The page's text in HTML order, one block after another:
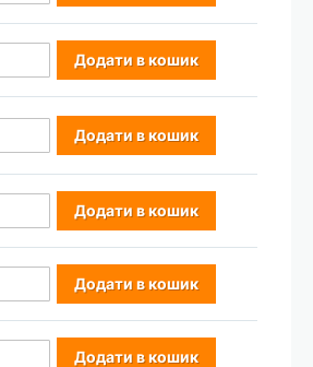
Додати в кошик
Додати в кошик
Додати в кошик
Додати в кошик
Додати в кошик